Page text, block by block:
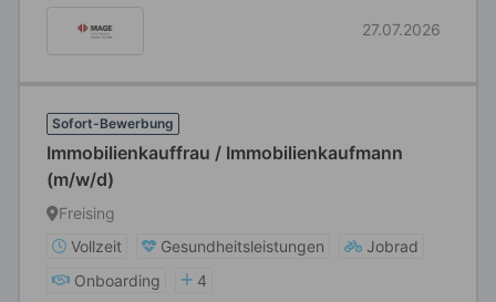
27.07.2026
Sofort-Bewerbung
Immobilienkauffrau / Immobilienkaufmann
(m/w/d)
Freising
Vollzeit
Gesundheitsleistungen
Jobrad
Onboarding
4